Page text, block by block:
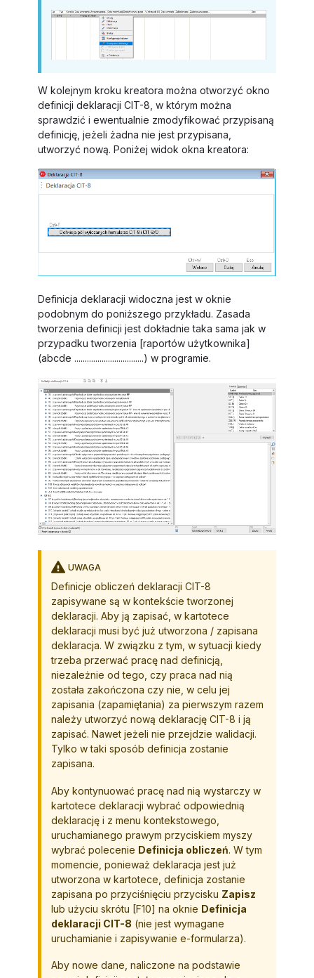
W kolejnym kroku kreatora można otworzyć okno
definicji deklaracji CIT-8, w którym można
sprawdzić i ewentualnie zmodyfikować przypisaną
definicję, jeżeli żadna nie jest przypisana,
utworzyć nową. Poniżej widok okna kreatora:
Definicja deklaracji widoczna jest w oknie
podobnym do poniższego przykładu. Zasada
tworzenia definicji jest dokładnie taka sama jak w
przypadku tworzenia [raportów użytkownika]
(abcde .................................) w programie.
UWAGA
Definicje obliczeń deklaracji CIT-8
zapisywane są w kontekście tworzonej
deklaracji. Aby ją zapisać, w kartotece
deklaracji musi być już utworzona / zapisana
deklaracja. W związku z tym, w sytuacji kiedy
trzeba przerwać pracę nad definicją,
niezależnie od tego, czy praca nad nią
została zakończona czy nie, w celu jej
zapisania (zapamiętania) za pierwszym razem
należy utworzyć nową deklarację CIT-8 i ją
zapisać. Nawet jeżeli nie przejdzie walidacji.
Tylko w taki sposób definicja zostanie
zapisana.
Aby kontynuować pracę nad nią wystarczy w
kartotece deklaracji wybrać odpowiednią
deklarację i z menu kontekstowego,
uruchamianego prawym przyciskiem myszy
wybrać polecenie Definicja obliczeń. W tym
momencie, ponieważ deklaracja jest już
utworzona w kartotece, definicja zostanie
zapisana po przyciśnięciu przycisku Zapisz
lub użyciu skrótu [F10] na oknie Definicja
deklaracji CIT-8 (nie jest wymagane
uruchamianie i zapisywanie e-formularza).
Aby nowe dane, naliczone na podstawie